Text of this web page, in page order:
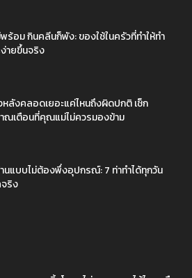
ร้อม กินคลีนก็พัง: ของใช้ในครัวที่ทำให้ทำ
ายขึ้นจริง
หลังคลอดเยอะแค่ไหนถึงผิดปกติ เช็ก
เตือนที่คุณแม่ไม่ควรมองข้าม
นแบบไม่ต้องพึ่งอุปกรณ์: 7 ท่าทำได้ทุกวัน
ริง